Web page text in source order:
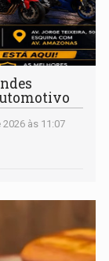
às 11:07